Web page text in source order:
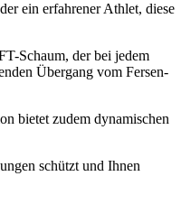
ein erfahrener Athlet, diese
Schaum, der bei jedem
Übergang vom Fersen-
bietet zudem dynamischen
schützt und Ihnen